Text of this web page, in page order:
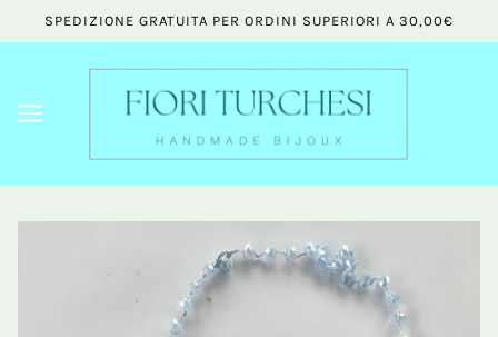
SPEDIZIONE GRATUITA PER ORDINI SUPERIORI A 30,00€